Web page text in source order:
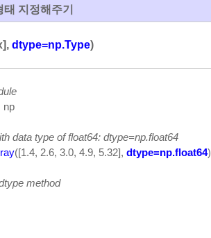
지정해주기
dtype=np.Type)
np
data type of float64: dtype=np.float64
([1.4, 2.6, 3.0, 4.9, 5.32], dtype=np.float64)
method